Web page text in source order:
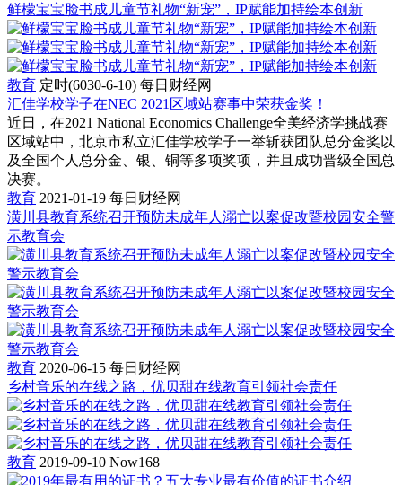
鲜檬宝宝脸书成儿童节礼物“新宠”，IP赋能加持绘本创新
教育 定时(6030-6-10) 每日财经网
汇佳学校学子在NEC 2021区域站赛事中荣获金奖！
近日，在2021 National Economics Challenge全美经济学挑战赛
区域站中，北京市私立汇佳学校学子一举斩获团队总分金奖以
及全国个人总分金、银、铜等多项奖项，并且成功晋级全国总
决赛。
教育 2021-01-19 每日财经网
潢川县教育系统召开预防未成年人溺亡以案促改暨校园安全警
示教育会
教育 2020-06-15 每日财经网
乡村音乐的在线之路，优贝甜在线教育引领社会责任
教育 2019-09-10 Now168